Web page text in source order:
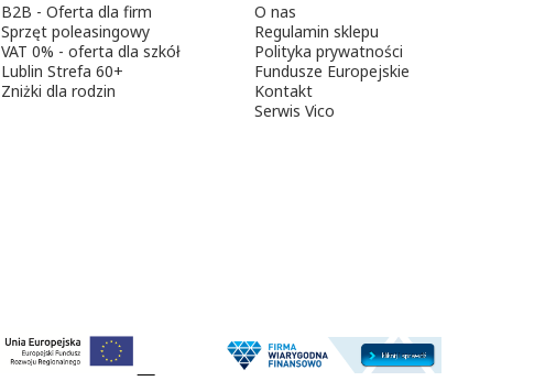
B2B - Oferta dla firm
Sprzęt poleasingowy
VAT 0% - oferta dla szkół
Lublin Strefa 60+
Zniżki dla rodzin
O nas
Regulamin sklepu
Polityka prywatności
Fundusze Europejskie
Kontakt
Serwis Vico